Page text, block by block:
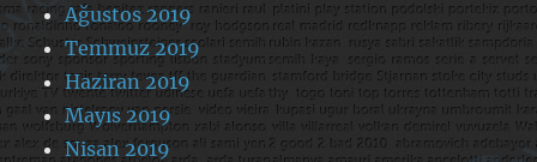
Ağustos 2019
Temmuz 2019
Haziran 2019
Mayıs 2019
Nisan 2019